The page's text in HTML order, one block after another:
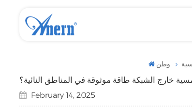
وطن
خارج الشبكة طاقة موثوقة في المناطق النائية؟
February 14, 2025